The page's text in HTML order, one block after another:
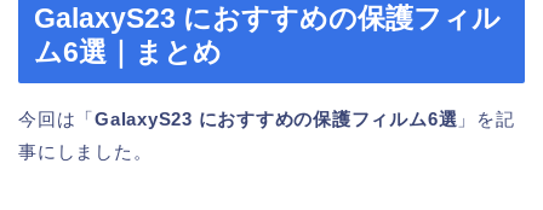
GalaxyS23 におすすめの保護フィル
ム6選｜まとめ
今回は「GalaxyS23 におすすめの保護フィルム6選 」を記
事にしました。